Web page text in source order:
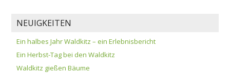
NEUIGKEITEN
Ein halbes Jahr Waldkitz – ein Erlebnisbericht
Ein Herbst-Tag bei den Waldkitz
Waldkitz gießen Bäume